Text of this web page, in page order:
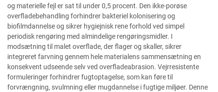
og materielle fejl er sat til under 0,5 procent. Den ikke-porøse
overfladebehandling forhindrer bakteriel kolonisering og
biofilmdannelse og sikrer hygiejnisk rene forhold ved simpel
periodisk rengøring med almindelige rengøringsmidler. I
modsætning til malet overflade, der flager og skaller, sikrer
integreret farvning gennem hele materialens sammensætning en
konsekvent udseende selv ved overfladeabrasion. Vejrresistente
formuleringer forhindrer fugtoptagelse, som kan føre til
forvrængning, svulmning eller mugdannelse i fugtige miljøer. Denne